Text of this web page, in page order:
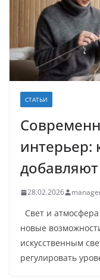
СТАТЬИ
интерьер:
28.02.2026
Свет и
новые
искусственным
регулировать